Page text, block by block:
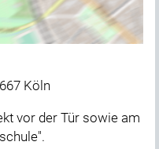
Köln
vor der Tür sowie am